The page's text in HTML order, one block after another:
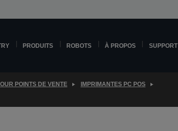
PRODUITS ROBOTS À PROPOS SUPPORT
POINTS DE VENTE IMPRIMANTES PC POS